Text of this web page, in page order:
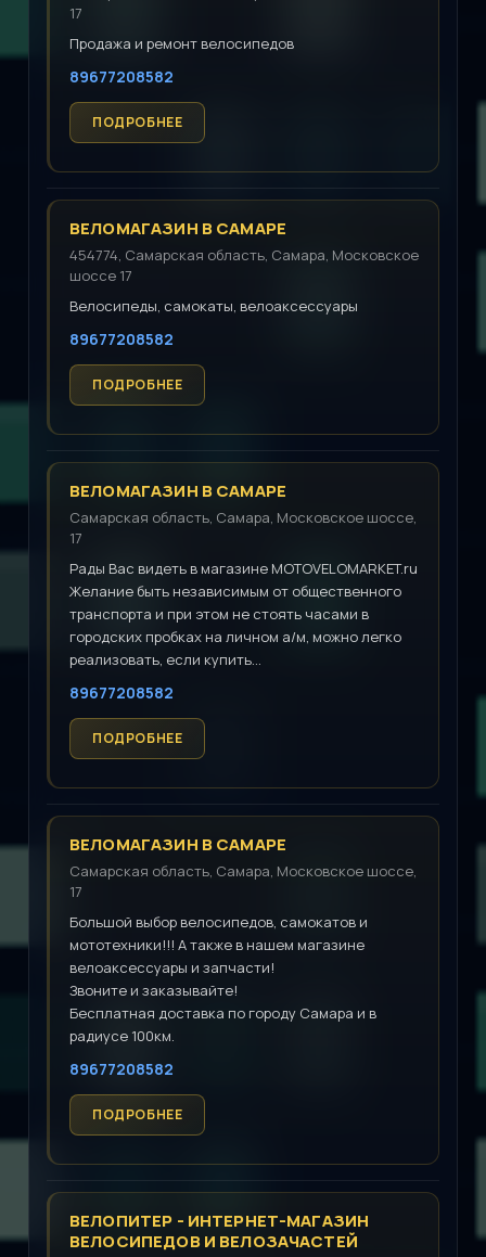
17
Продажа и ремонт велосипедов
89677208582
ВЕЛОМАГАЗИН В САМАРЕ
454774, Самарская область, Самара, Московское
шоссе 17
Велосипеды, самокаты, велоаксессуары
89677208582
ВЕЛОМАГАЗИН В САМАРЕ
Самарская область, Самара, Московское шоссе,
17
Рады Вас видеть в магазине MOTOVELOMARKET.ru
Желание быть независимым от общественного
транспорта и при этом не стоять часами в
городских пробках на личном а/м, можно легко
реализовать, если купить...
89677208582
ВЕЛОМАГАЗИН В САМАРЕ
Самарская область, Самара, Московское шоссе,
17
Большой выбор велосипедов, самокатов и
мототехники!!! А также в нашем магазине
велоаксессуары и запчасти!
Звоните и заказывайте!
Бесплатная доставка по городу Самара и в
радиусе 100км.
89677208582
ВЕЛОПИТЕР - ИНТЕРНЕТ-МАГАЗИН
ВЕЛОСИПЕДОВ И ВЕЛОЗАЧАСТЕЙ